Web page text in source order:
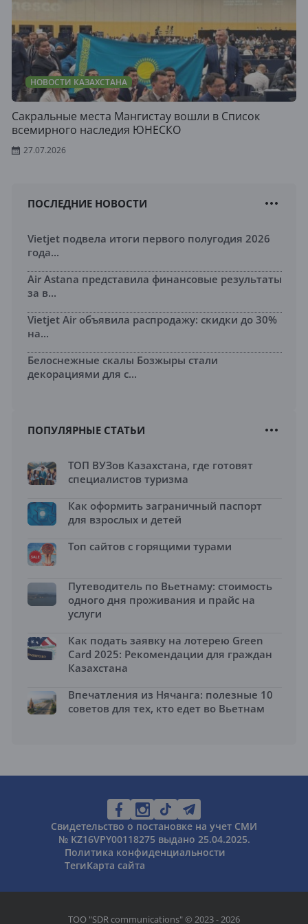
НОВОСТИ КАЗАХСТАНА
Сакральные места Мангистау вошли в Список
всемирного наследия ЮНЕСКО
27.07.2026
ПОСЛЕДНИЕ НОВОСТИ
Vietjet подвела итоги первого полугодия 2026
года...
Air Astana представила финансовые результаты
за в...
Vietjet Air объявила распродажу: скидки до 30%
на...
Белоснежные скалы Бозжыры стали
декорациями для с...
ПОПУЛЯРНЫЕ СТАТЬИ
ТОП ВУЗов Казахстана, где готовят
специалистов туризма
Как оформить заграничный паспорт
для взрослых и детей
Топ сайтов с горящими турами
Путеводитель по Вьетнаму: стоимость
одного дня проживания и прайс на
услуги
Как подать заявку на лотерею Green
Card 2025: Рекомендации для граждан
Казахстана
Впечатления из Нячанга: полезные 10
советов для тех, кто едет во Вьетнам
Свидетельство о постановке на учет СМИ
№ KZ16VPY00118275 выдано 25.04.2025.
Политика конфиденциальности
ТегиКарта сайта
ТОО "SDR communications" © 2023 - 2026